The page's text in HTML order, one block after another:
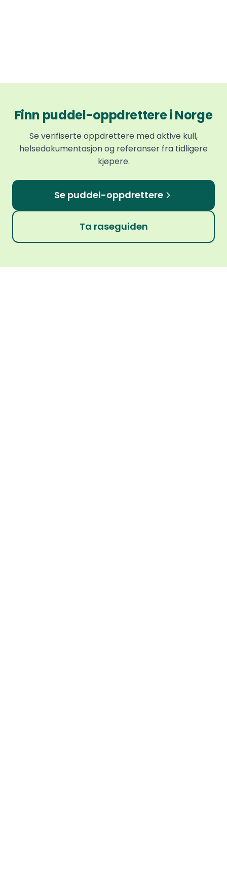
Finn puddel-oppdrettere i Norge
Se verifiserte oppdrettere med aktive kull,
helsedokumentasjon og referanser fra tidligere
kjøpere.
Se puddel-oppdrettere
Ta raseguiden